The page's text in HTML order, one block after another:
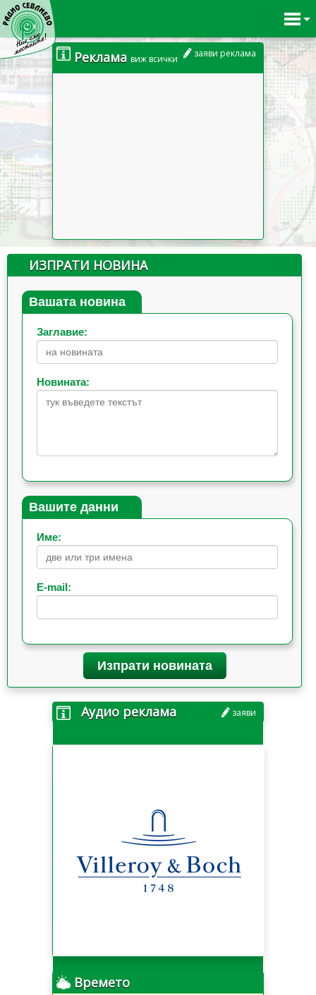
Реклама виж всички заяви реклама
ИЗПРАТИ НОВИНА
Вашата новина
Заглавие:
Новината:
Вашите данни
Име:
E-mail:
Изпрати новината
Аудио реклама заяви
Времето